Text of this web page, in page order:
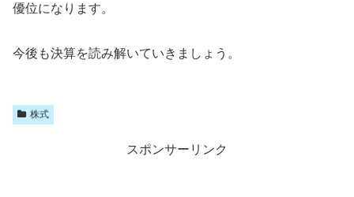
優位になります。
今後も決算を読み解いていきましょう。
株式
スポンサーリンク